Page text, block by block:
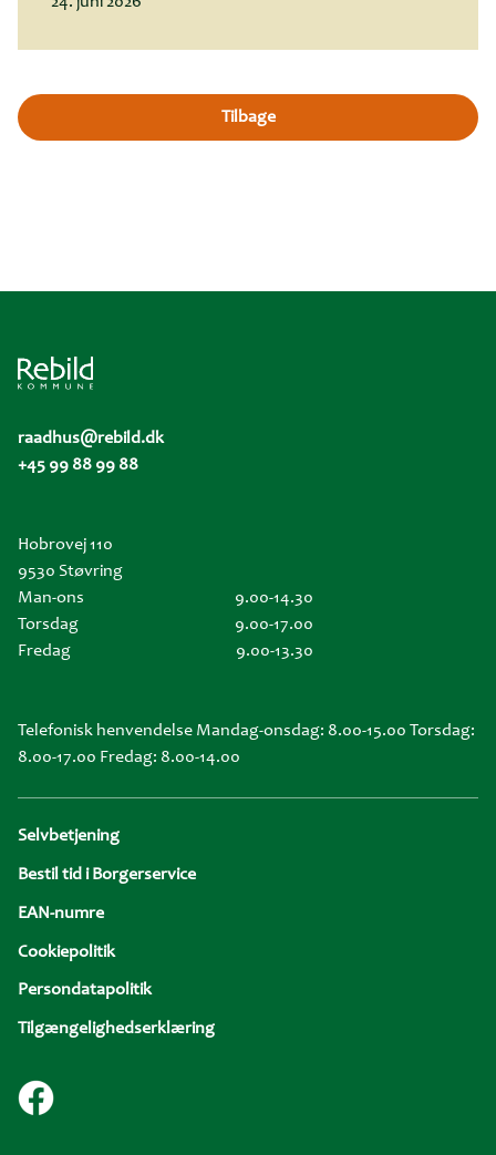
Tilbage
raadhus@rebild.dk
+45 99 88 99 88
Hobrovej 110
9530 Støvring
Man-ons
9.00-14.30
Torsdag
9.00-17.00
Fredag
9.00-13.30
Telefonisk henvendelse Mandag-onsdag: 8.00-15.00 Torsdag:
8.00-17.00 Fredag: 8.00-14.00
Selvbetjening
Bestil tid i Borgerservice
EAN-numre
Cookiepolitik
Persondatapolitik
Tilgængelighedserklæring